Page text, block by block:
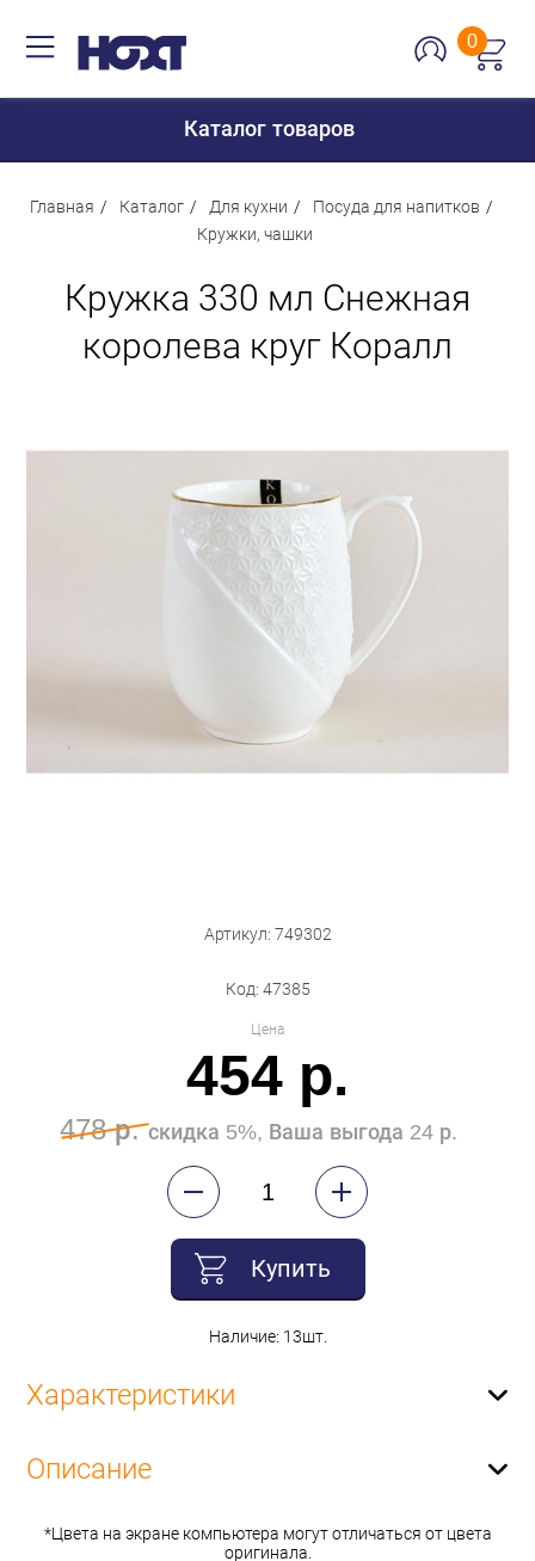
0
Каталог товаров
Для кухни
Сантехника
Строительство и ремонт
Обувь для дома и дачи
Главная Каталог Для кухни
Посуда для напитков
Кружки, чашки
Кружка 330 мл Снежная
королева круг Коралл
Артикул: 749302
Код: 47385
Цена
454 р.
478 р.скидка 5%, Ваша выгода 24 р.
Купить
Наличие: 13шт.
Характеристики
Описание
*Цвета на экране компьютера могут отличаться от цвета
оригинала.